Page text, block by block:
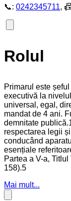
📞: 0242345711,
Rolul
Primarul este
executivă la
universal, egal,
mandat de 4 ani.
demnitate
respectarea legii
conducând
esențiale
Partea a V-a,
158).5
Mai mult...